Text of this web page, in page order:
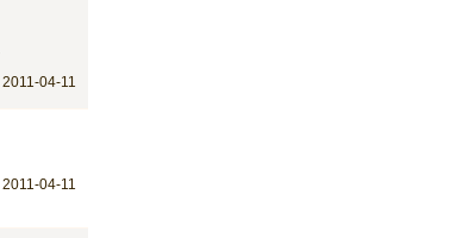
2011-04-11
2011-04-11